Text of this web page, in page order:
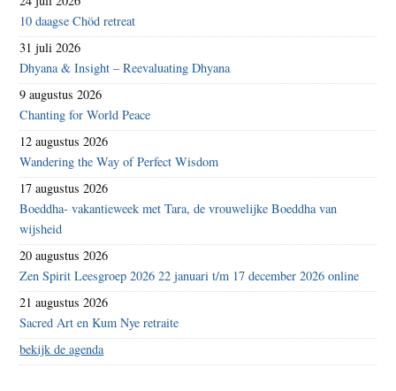
10 daagse Chöd retreat
31 juli 2026
Dhyana & Insight – Reevaluating Dhyana
9 augustus 2026
Chanting for World Peace
12 augustus 2026
Wandering the Way of Perfect Wisdom
17 augustus 2026
Boeddha- vakantieweek met Tara, de vrouwelijke Boeddha van
wijsheid
20 augustus 2026
Zen Spirit Leesgroep 2026 22 januari t/m 17 december 2026 online
21 augustus 2026
Sacred Art en Kum Nye retraite
bekijk de agenda